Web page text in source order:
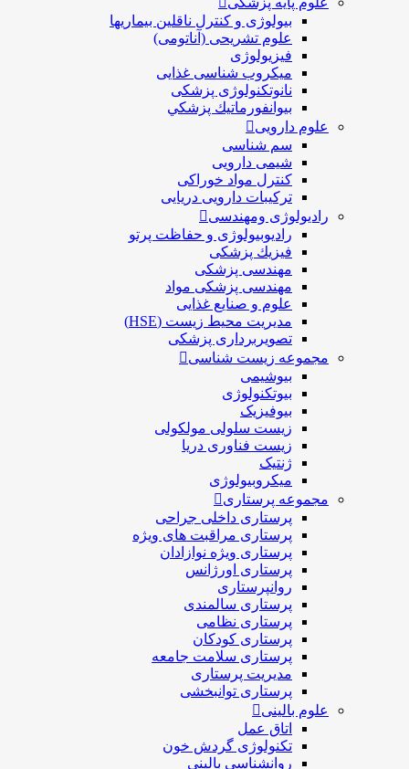
بیولوژی و کنترل ناقلین بیماریها
علوم تشریحی (آناتومی)
فیزیولوژی
ميكروب شناسی غذایی
نانوتکنولوژی پزشکی
بيوانفورماتيك پزشكي
علوم دارویی
سم شناسی
شیمی دارویی
کنترل مواد خوراکی
ترکیبات دارویی دریایی
رادیولوژی ومهندسی
رادیوبیولوژی و حفاظت پرتو
فيزيك پزشکی
مهندسی پزشکی
مهندسی پزشکی مواد
علوم و صنايع غذایی
مدیریت محیط زیست (HSE)
تصویربرداری پزشکی
مجموعه زیست شناسی
بیوشیمی
بیوتکنولوژی
بیوفیزیک
زیست سلولی مولکولی
زیست فناوری دریا
ژنتیک
میکروبیولوژی
مجموعه پرستاری
پرستاری داخلی جراحی
پرستاری مراقبت های ويژه
پرستاری ويژه نوازادان
پرستاری اورژانس
روانپرستاری
پرستاری سالمندی
پرستاری نظامی
پرستاری کودکان
پرستاری سلامت جامعه
مدیریت پرستاری
پرستاری توانبخشی
علوم بالینی
اتاق عمل
تکنولوژی گردش خون
روانشناسی بالینی